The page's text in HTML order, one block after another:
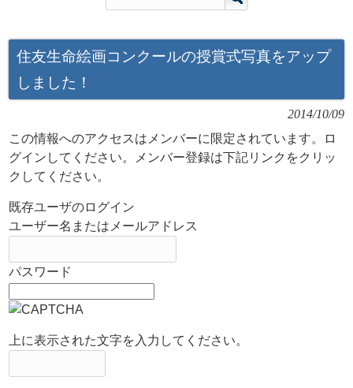
住友生命絵画コンクールの授賞式写真をアップ
しました！
2014/10/09
この情報へのアクセスはメンバーに限定されています。ロ
グインしてください。メンバー登録は下記リンクをクリッ
クしてください。
既存ユーザのログイン
ユーザー名またはメールアドレス
パスワード
上に表示された文字を入力してください。